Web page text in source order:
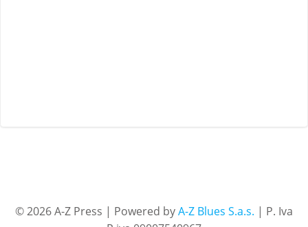
© 2026 A-Z Press | Powered byA-Z Blues S.a.s. | P. Iva